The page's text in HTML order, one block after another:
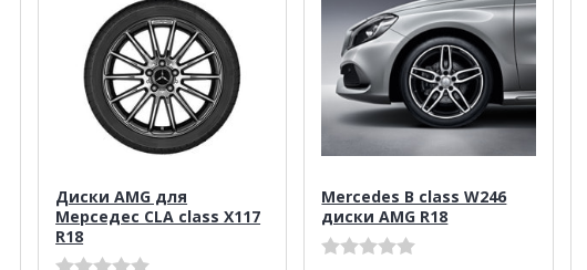
Диски AMG для
Мерседес CLA class X117
R18
Mercedes B class W246
диски AMG R18